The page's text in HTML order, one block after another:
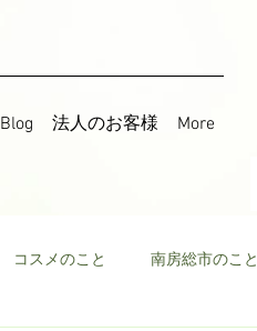
Blog 法人のお客様 More
コスメのこと 南房総市のこと